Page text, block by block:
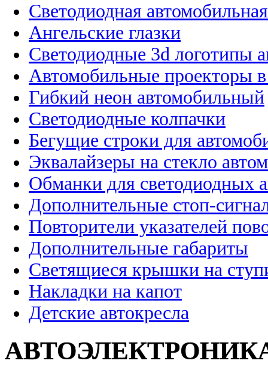
Светодиодная
Ангельские глазки
Светодиодные 3d логотипы
Автомобильные проекторы
Гибкий неон автомобильный
Светодиодные колпачки
Бегущие строки для
Эквалайзеры на стекло
Обманки для светодиодных
Дополнительные стоп-
Повторители указателей
Дополнительные габариты
Светящиеся крышки на
Накладки на капот
Детские автокресла